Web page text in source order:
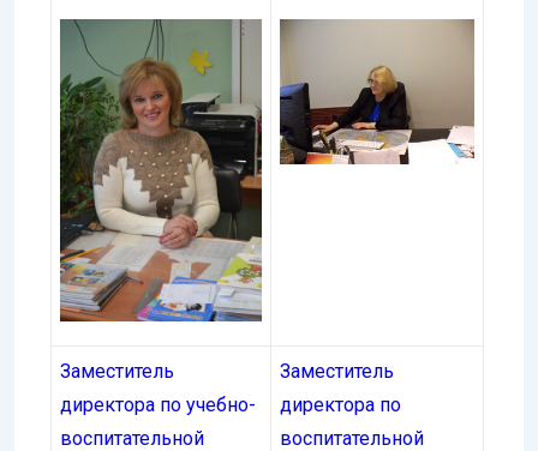
Заместитель
директора по учебно-
воспитательной
Заместитель
директора по
воспитательной